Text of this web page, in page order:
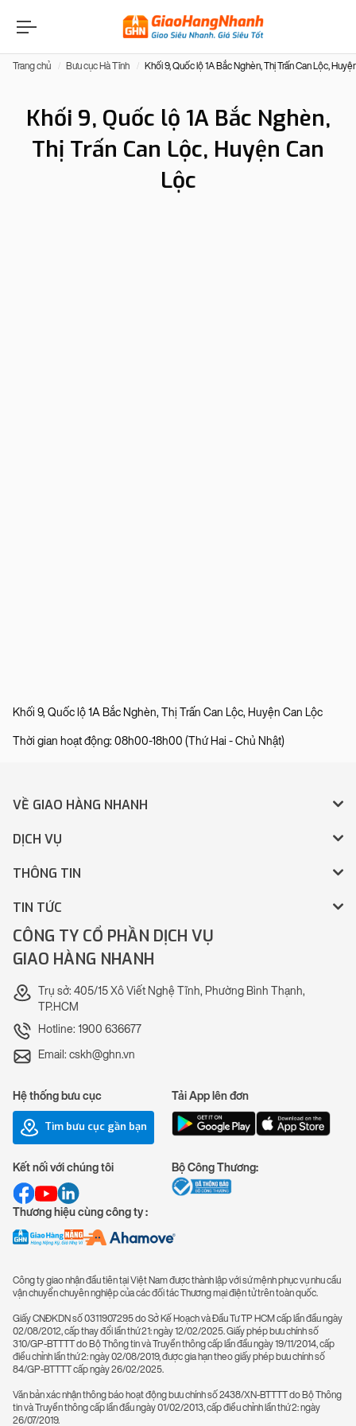
Trang chủ Bưu cục Hà Tĩnh Khối 9, Quốc lộ 1A Bắc Nghèn, Thị Trấn Can Lộc,
Khối 9, Quốc lộ 1A Bắc Nghèn,
Thị Trấn Can Lộc, Huyện Can
Lộc
Khối 9, Quốc lộ 1A Bắc Nghèn, Thị Trấn Can Lộc, Huyện Can Lộc
Thời gian hoạt động: 08h00-18h00 (Thứ Hai - Chủ Nhật)
VỀ GIAO HÀNG NHANH
DỊCH VỤ
THÔNG TIN
TIN TỨC
CÔNG TY CỔ PHẦN DỊCH VỤ
GIAO HÀNG NHANH
Trụ sở: 405/15 Xô Viết Nghệ Tĩnh, Phường Bình Thạnh,
TP.HCM
Hotline: 1900 636677
Email: cskh@ghn.vn
Hệ thống bưu cục
Tìm bưu cục gần bạn
Tải App lên đơn
Kết nối với chúng tôi
Thương hiệu cùng công ty :
Bộ Công Thương:
Công ty giao nhận đầu tiên tại Việt Nam được thành lập với sứ mệnh phục vụ nhu cầu
vận chuyển chuyên nghiệp của các đối tác Thương mại điện tử trên toàn quốc.
Giấy CNĐKDN số 0311907295 do Sở Kế Hoạch và Đầu Tư TP HCM cấp lần đầu ngày
02/08/2012, cấp thay đổi lần thứ 21: ngày 12/02/2025. Giấy phép bưu chính số
310/GP-BTTTT do Bộ Thông tin và Truyền thông cấp lần đầu ngày 19/11/2014, cấp
điều chỉnh lần thứ 2: ngày 02/08/2019, được gia hạn theo giấy phép bưu chính số
84/GP-BTTTT cấp ngày 26/02/2025.
Văn bản xác nhận thông báo hoạt động bưu chính số 2438/XN-BTTTT do Bộ Thông
tin và Truyền thông cấp lần đầu ngày 01/02/2013, cấp điều chỉnh lần thứ 2: ngày
26/07/2019.